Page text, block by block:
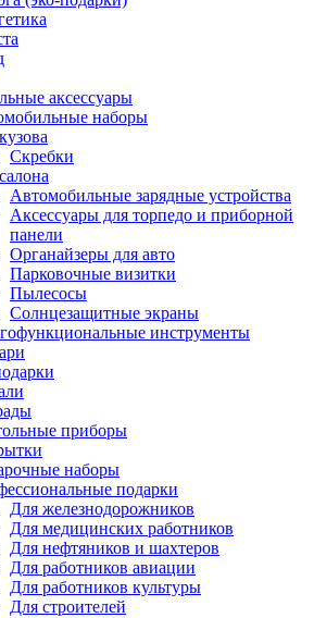
аксессуары
наборы
Скребки
Автомобильные зарядные устройства
Аксессуары для торпедо и приборной
панели
Органайзеры для авто
Парковочные визитки
Пылесосы
Солнцезащитные экраны
инструменты
приборы
наборы
подарки
Для железнодорожников
Для медицинских работников
Для нефтяников и шахтеров
Для работников авиации
Для работников культуры
Для строителей